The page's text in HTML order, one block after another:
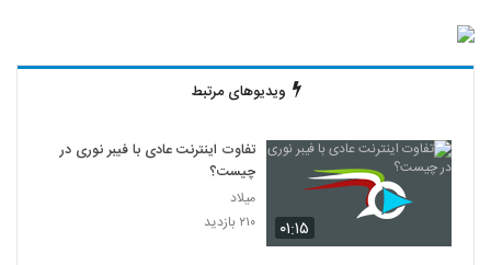
ویدیوهای مرتبط
۰۱:۱۵
تفاوت اینترنت عادی با فیبر نوری در
چیست؟
میلاد
۲۱۰ بازدید